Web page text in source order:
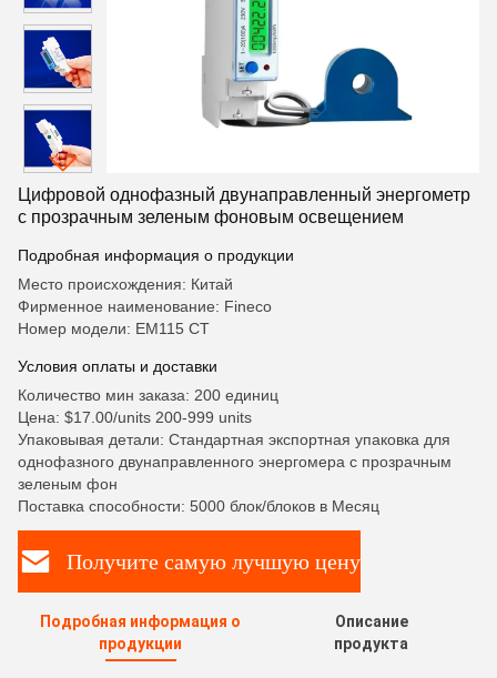
Цифровой однофазный двунаправленный энергометр
с прозрачным зеленым фоновым освещением
Подробная информация о продукции
Место происхождения: Китай
Фирменное наименование: Fineco
Номер модели: EM115 CT
Условия оплаты и доставки
Количество мин заказа: 200 единиц
Цена: $17.00/units 200-999 units
Упаковывая детали: Стандартная экспортная упаковка для
однофазного двунаправленного энергомера с прозрачным
зеленым фон
Поставка способности: 5000 блок/блоков в Месяц
Получите самую лучшую цену
Подробная информация о
продукции
Описание
продукта